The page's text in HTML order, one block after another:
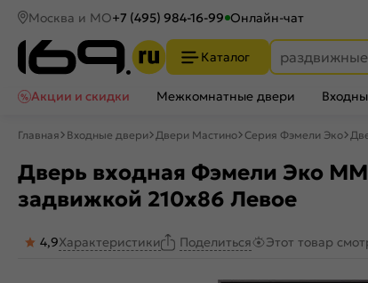
Москва и МО+7 (495) 984-16-99 Онлайн-чат
Каталог
Акции и скидки
Межкомнатные двери
Главная Входные двери Двери Мастино Серия Фэмели Эко
Дверь входная Фэмели Эко
задвижкой 210x86 Левое
4,9Характеристики Поделиться Этот товар